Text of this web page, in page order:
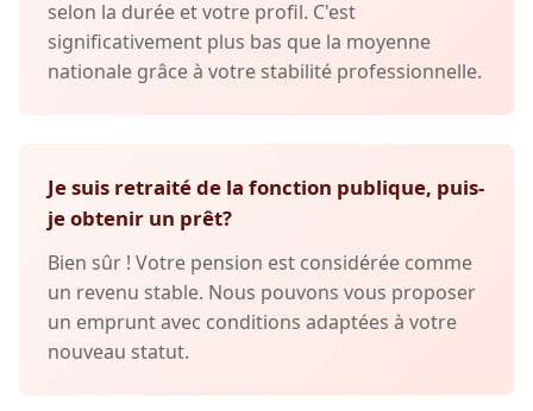
selon la durée et votre profil. C'est
significativement plus bas que la moyenne
nationale grâce à votre stabilité professionnelle.
Je suis retraité de la fonction publique, puis-
je obtenir un prêt?
Bien sûr ! Votre pension est considérée comme
un revenu stable. Nous pouvons vous proposer
un emprunt avec conditions adaptées à votre
nouveau statut.